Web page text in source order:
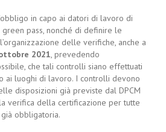
in capo ai datori di lavoro di
pass, nonché di definire le
delle verifiche, anche a
2021, prevedendo
che tali controlli siano effettuati
ai luoghi di lavoro. I controlli devono
disposizioni già previste dal DPCM
verifica della certificazione per tutte
obbligatoria.